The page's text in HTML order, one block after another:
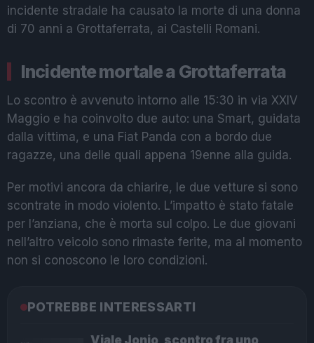
incidente stradale ha causato la morte di una donna
di 70 anni a Grottaferrata, ai Castelli Romani.
Incidente mortale a Grottaferrata
Lo scontro è avvenuto intorno alle 15:30 in via XXIV
Maggio e ha coinvolto due auto: una Smart, guidata
dalla vittima, e una Fiat Panda con a bordo due
ragazze, una delle quali appena 19enne alla guida.
Per motivi ancora da chiarire, le due vetture si sono
scontrate in modo violento. L’impatto è stato fatale
per l’anziana, che è morta sul colpo. Le due giovani
nell’altro veicolo sono rimaste ferite, ma al momento
non si conoscono le loro condizioni.
POTREBBE INTERESSARTI
Viale Jonio, scontro fra uno